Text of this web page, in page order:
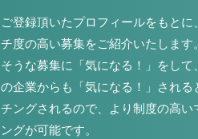
ご登録頂いたプロフィールをもとに
チ度の高い募集をご紹介いたします
そうな募集に「気になる！」をして
の企業からも「気になる！」される
チングされるので、より制度の高い
ングが可能です。